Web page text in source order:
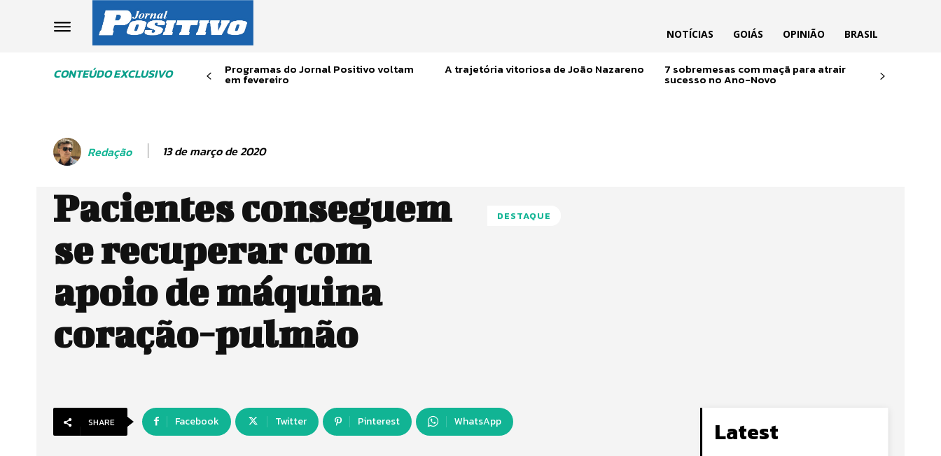
NOTÍCIAS GOIÁS OPINIÃO BRASIL
CONTEÚDO EXCLUSIVO Programas do Jornal Positivo voltam
em fevereiro
A trajetória vitoriosa de João Nazareno 7 sobremesas com maçã para atrair
sucesso no Ano-Novo
Redação 13 de março de 2020
Pacientes conseguem
se recuperar com
apoio de máquina
coração-pulmão
DESTAQUE
SHARE Facebook Twitter Pinterest WhatsApp Latest